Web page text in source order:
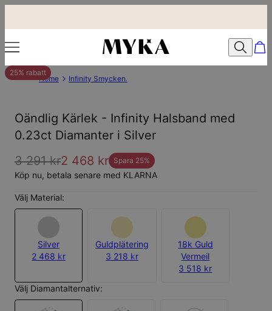
25% rabatt
Home Infinity Smycken.
Oändlig Kärlek - Infinity Halsband med
0.23ct Diamanter i Silver
3 291 kr2 468 kr Spara 25%
Köp nu, betala senare med KLARNA
Välj Material:
Silver
2 468 kr
Guldplätering
3 218 kr
18k Guld
Vermeil
3 518 kr
Välj Diamantalternativ: